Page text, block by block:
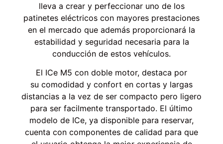
lleva a crear y perfeccionar uno de los
patinetes eléctricos con mayores prestaciones
en el mercado que además proporcionará la
estabilidad y seguridad necesaria para la
conducción de estos vehículos.
El ICe M5 con doble motor, destaca por
su comodidad y confort en cortas y largas
distancias a la vez de ser compacto pero ligero
para ser facilmente transportado. El último
modelo de ICe, ya disponible para reservar,
cuenta con componentes de calidad para que